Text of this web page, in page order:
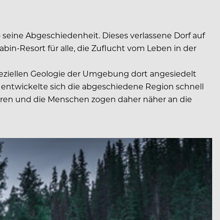
Abgeschiedenheit. Dieses verlassene Dorf auf
Resort für alle, die Zuflucht vom Leben in der
Geologie der Umgebung dort angesiedelt
sich die abgeschiedene Region schnell
und die Menschen zogen daher näher an die